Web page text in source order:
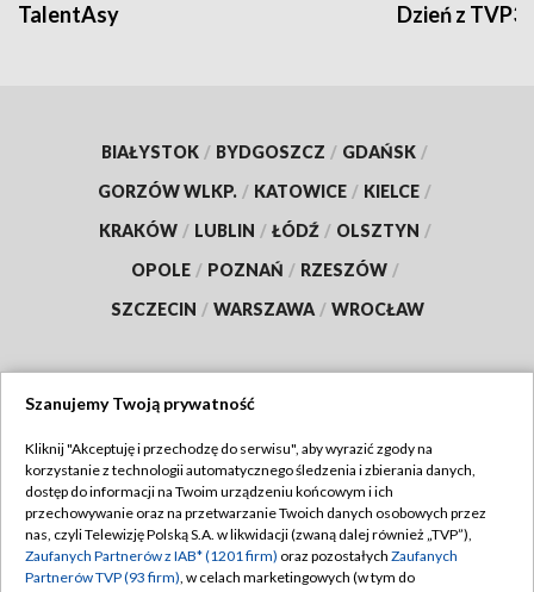
TalentAsy Dzień z TVP3
BIAŁYSTOK / BYDGOSZCZ / GDAŃSK /
GORZÓW WLKP. / KATOWICE / KIELCE /
KRAKÓW / LUBLIN / ŁÓDŹ / OLSZTYN /
OPOLE / POZNAŃ / RZESZÓW /
SZCZECIN / WARSZAWA / WROCŁAW
TVP
Abonament TVP
Emisja w TVP
Regulamin TVP
Polityka prywatności
Szanujemy Twoją prywatność
Kliknij "Akceptuję i przechodzę do serwisu", aby wyrazić zgody na
korzystanie z technologii automatycznego śledzenia i zbierania danych,
dostęp do informacji na Twoim urządzeniu końcowym i ich
przechowywanie oraz na przetwarzanie Twoich danych osobowych przez
nas, czyli Telewizję Polską S.A. w likwidacji (zwaną dalej również „TVP”),
Zaufanych Partnerów z IAB* (1201 firm) oraz pozostałych Zaufanych
Partnerów TVP (93 firm), w celach marketingowych (w tym do